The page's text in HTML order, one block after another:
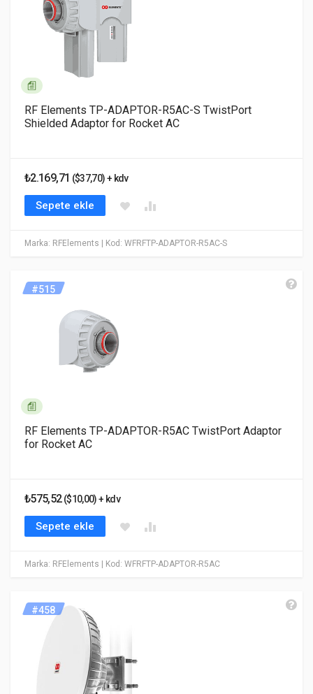
Marka: RFElements | Kod: WFRFTP-ADAPTOR-R5AC-S
RF Elements TP-ADAPTOR-R5AC-S TwistPort
Shielded Adaptor for Rocket AC
₺2.169,71 ($37,70) + kdv
Sepete ekle
Marka: RFElements | Kod: WFRFTP-ADAPTOR-R5AC
#515
RF Elements TP-ADAPTOR-R5AC TwistPort Adaptor
for Rocket AC
₺575,52($10,00) + kdv
Sepete ekle
#458